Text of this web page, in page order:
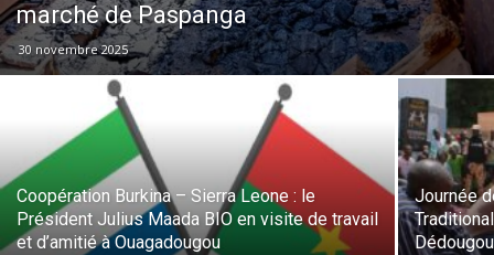
marché de Paspanga
30 novembre 2025
Coopération Burkina – Sierra Leone : le
Président Julius Maada BIO en visite de travail
et d’amitié à Ouagadougou
Journée